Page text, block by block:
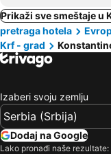
Prikaži sve smeštaje u
pretraga hotela
Krf - grad
Izaberi svoju zemlju
Dodaj na Google
Lako pronađi naše rezultate: